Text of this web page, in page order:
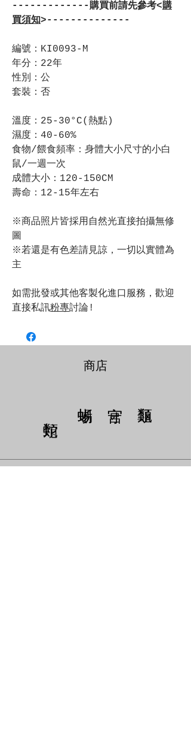
-------------購買前請先參考<購
買須知>--------------
編號：KI0093-M
年分：22年
性別：公
套裝：否
溫度：25-30°C(熱點)
濕度：40-60%
食物/餵食頻率：身體大小尺寸的小白
鼠/一週一次
成體大小：120-150CM
壽命：12-15年左右
※商品照片皆採用自然光直接拍攝無修
圖
※若還是有色差請見諒，一切以實體為
主
如需批發或其他客製化進口服務，歡迎
直接私訊粉專討論!
商店